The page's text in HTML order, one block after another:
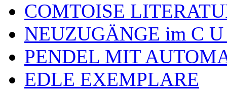
COMTOISE
NEUZUGÄNGE im C
PENDEL MIT
EDLE EXEMPLARE